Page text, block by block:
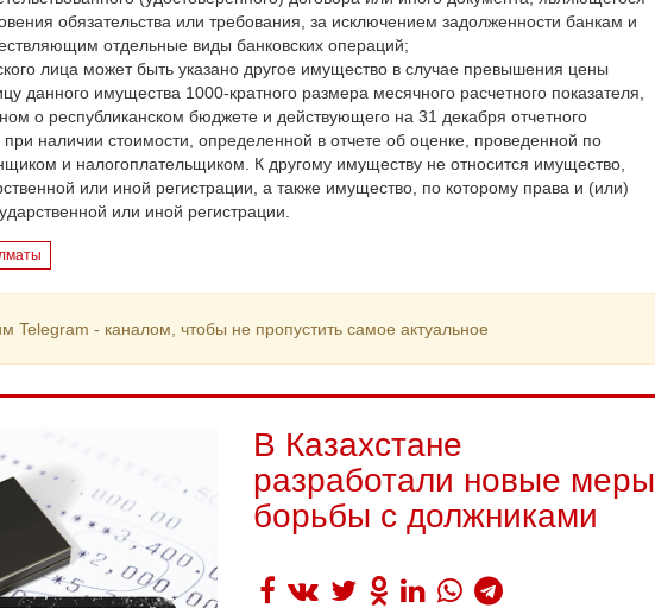
обязательства или требования, за исключением задолженности банкам и
отдельные виды банковских операций;
лица может быть указано другое имущество в случае превышения цены
данного имущества 1000-кратного размера месячного расчетного показателя,
о республиканском бюджете и действующего на 31 декабря отчетного
при наличии стоимости, определенной в отчете об оценке, проведенной по
и налогоплательщиком. К другому имуществу не относится имущество,
или иной регистрации, а также имущество, по которому права и (или)
или иной регистрации.
Telegram - каналом, чтобы не пропустить самое актуальное
В Казахстане
разработали новые меры
борьбы с должниками